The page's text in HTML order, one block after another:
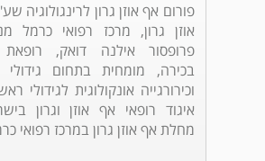
פורום אף אוזן גרון לרינגולוגיה
אוזן גרון, מרכז רפואי כרמל
פרופסור אילנה דואק, רופאת
בכירה, מומחית בתחום גידולי
וכירורגייה אונקולוגית לגידולי
איגוד רופאי אף אוזן וגרון
מחלת אף אוזן גרון במרכז רפואי